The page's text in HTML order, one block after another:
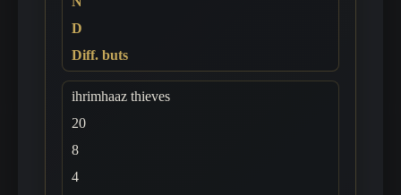
D
Diff. buts
ihrimhaaz thieves
20
8
4